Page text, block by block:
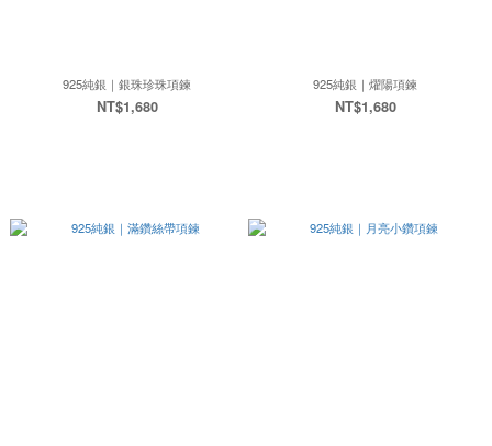
925純銀｜銀珠珍珠項鍊
NT$1,680
925純銀｜燿陽項鍊
NT$1,680